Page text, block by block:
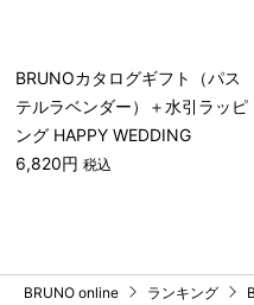
BRUNOカタログギフト（パス
テルラベンダー）＋水引ラッピ
ング HAPPY WEDDING
6,820円税込
BRUNO online ランキング